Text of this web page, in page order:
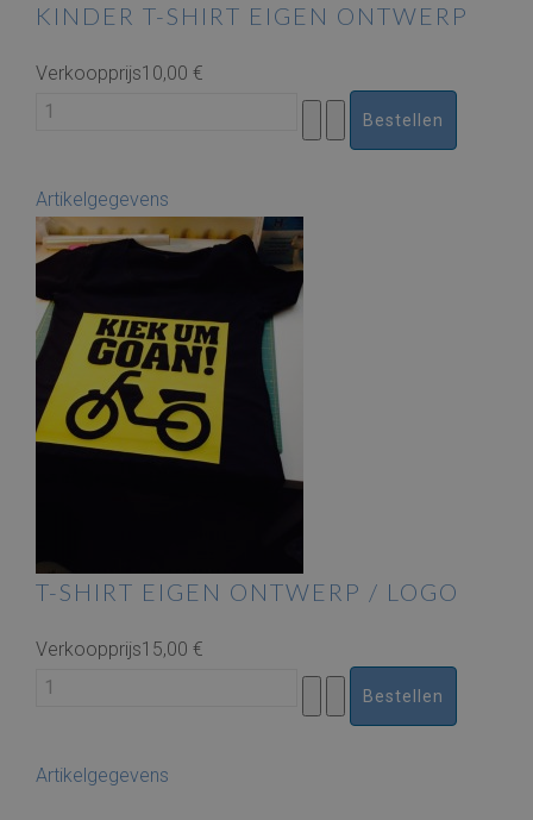
KINDER T-SHIRT EIGEN ONTWERP
Verkoopprijs10,00 €
Artikelgegevens
T-SHIRT EIGEN ONTWERP / LOGO
Verkoopprijs15,00 €
Artikelgegevens